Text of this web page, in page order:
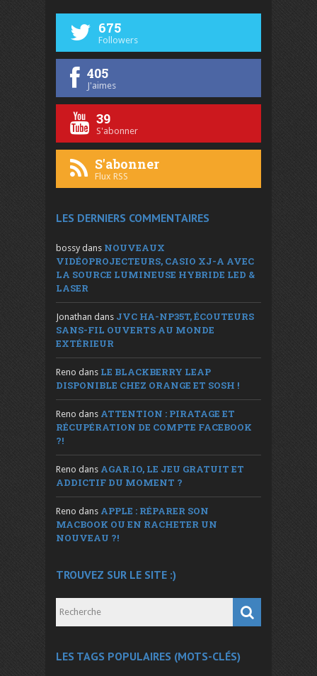
675
Followers
405
J'aimes
39
S'abonner
S'abonner
Flux RSS
LES DERNIERS COMMENTAIRES
bossy dans NOUVEAUX
VIDÉOPROJECTEURS, CASIO XJ-A AVEC
LA SOURCE LUMINEUSE HYBRIDE LED &
LASER
Jonathan dans JVC HA-NP35T, ÉCOUTEURS
SANS-FIL OUVERTS AU MONDE
EXTÉRIEUR
Reno dans LE BLACKBERRY LEAP
DISPONIBLE CHEZ ORANGE ET SOSH !
Reno dans ATTENTION : PIRATAGE ET
RÉCUPÉRATION DE COMPTE FACEBOOK
?!
Reno dans AGAR.IO, LE JEU GRATUIT ET
ADDICTIF DU MOMENT ?
Reno dans APPLE : RÉPARER SON
MACBOOK OU EN RACHETER UN
NOUVEAU ?!
TROUVEZ SUR LE SITE :)
LES TAGS POPULAIRES (MOTS-CLÉS)